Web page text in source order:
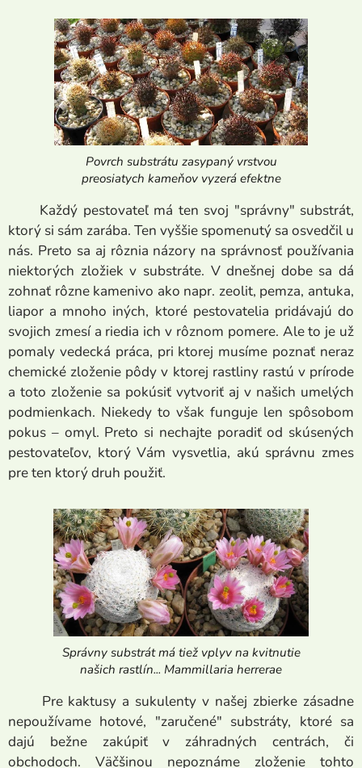
Povrch substrátu zasypaný vrstvou
preosiatych kameňov vyzerá efektne
Každý pestovateľ má ten svoj "správny" substrát,
ktorý si sám zarába. Ten vyššie spomenutý sa osvedčil u
nás. Preto sa aj rôznia názory na správnosť používania
niektorých zložiek v substráte. V dnešnej dobe sa dá
zohnať rôzne kamenivo ako napr. zeolit, pemza, antuka,
liapor a mnoho iných, ktoré pestovatelia pridávajú do
svojich zmesí a riedia ich v rôznom pomere. Ale to je už
pomaly vedecká práca, pri ktorej musíme poznať neraz
chemické zloženie pôdy v ktorej rastliny rastú v prírode
a toto zloženie sa pokúsiť vytvoriť aj v našich umelých
podmienkach. Niekedy to však funguje len spôsobom
pokus – omyl. Preto si nechajte poradiť od skúsených
pestovateľov, ktorý Vám vysvetlia, akú správnu zmes
pre ten ktorý druh použiť.
Správny substrát má tiež vplyv na kvitnutie
našich rastlín... Mammillaria herrerae
Pre kaktusy a sukulenty v našej zbierke zásadne
nepoužívame hotové, "zaručené" substráty, ktoré sa
dajú bežne zakúpiť v záhradných centrách, či
obchodoch. Väčšinou nepoznáme zloženie tohto